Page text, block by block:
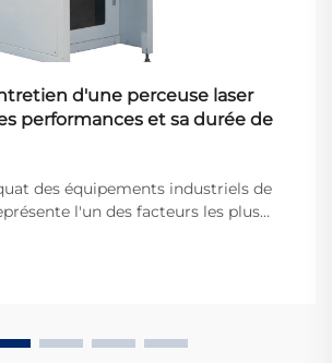
d'une perceuse laser
performances et sa durée de
des équipements industriels de
l'un des facteurs les plus
Lorsque les entreprises